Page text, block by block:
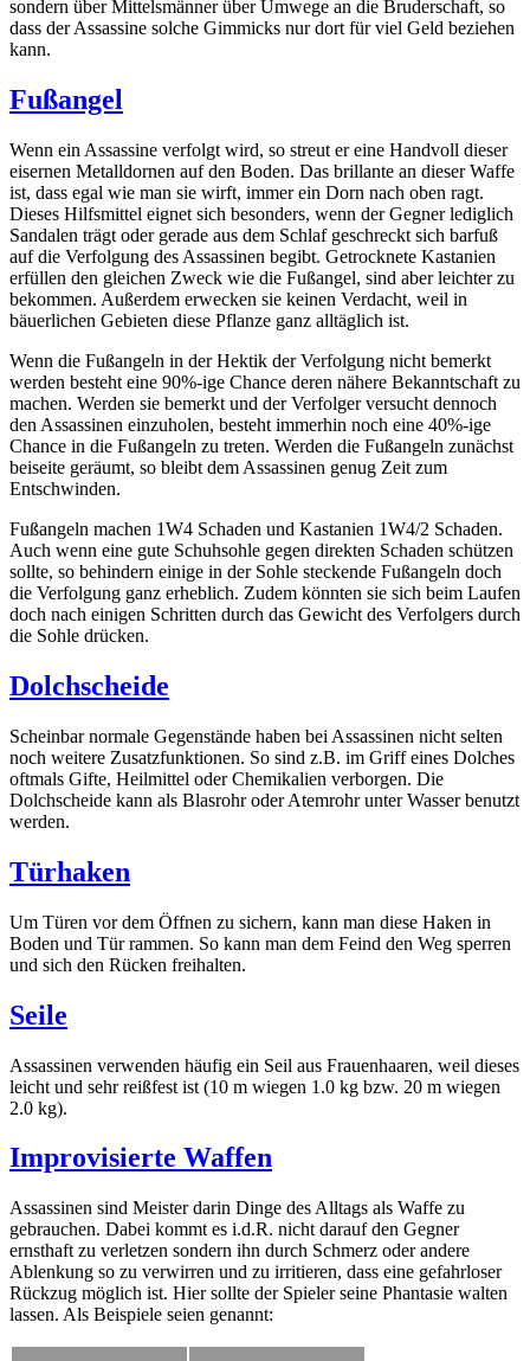
sondern über Mittelsmänner über Umwege an die Bruderschaft, so
dass der Assassine solche Gimmicks nur dort für viel Geld beziehen
kann.
Fußangel
Wenn ein Assassine verfolgt wird, so streut er eine Handvoll dieser
eisernen Metalldornen auf den Boden. Das brillante an dieser Waffe
ist, dass egal wie man sie wirft, immer ein Dorn nach oben ragt.
Dieses Hilfsmittel eignet sich besonders, wenn der Gegner lediglich
Sandalen trägt oder gerade aus dem Schlaf geschreckt sich barfuß
auf die Verfolgung des Assassinen begibt. Getrocknete Kastanien
erfüllen den gleichen Zweck wie die Fußangel, sind aber leichter zu
bekommen. Außerdem erwecken sie keinen Verdacht, weil in
bäuerlichen Gebieten diese Pflanze ganz alltäglich ist.
Wenn die Fußangeln in der Hektik der Verfolgung nicht bemerkt
werden besteht eine 90%-ige Chance deren nähere Bekanntschaft zu
machen. Werden sie bemerkt und der Verfolger versucht dennoch
den Assassinen einzuholen, besteht immerhin noch eine 40%-ige
Chance in die Fußangeln zu treten. Werden die Fußangeln zunächst
beiseite geräumt, so bleibt dem Assassinen genug Zeit zum
Entschwinden.
Fußangeln machen 1W4 Schaden und Kastanien 1W4/2 Schaden.
Auch wenn eine gute Schuhsohle gegen direkten Schaden schützen
sollte, so behindern einige in der Sohle steckende Fußangeln doch
die Verfolgung ganz erheblich. Zudem könnten sie sich beim Laufen
doch nach einigen Schritten durch das Gewicht des Verfolgers durch
die Sohle drücken.
Dolchscheide
Scheinbar normale Gegenstände haben bei Assassinen nicht selten
noch weitere Zusatzfunktionen. So sind z.B. im Griff eines Dolches
oftmals Gifte, Heilmittel oder Chemikalien verborgen. Die
Dolchscheide kann als Blasrohr oder Atemrohr unter Wasser benutzt
werden.
Türhaken
Um Türen vor dem Öffnen zu sichern, kann man diese Haken in
Boden und Tür rammen. So kann man dem Feind den Weg sperren
und sich den Rücken freihalten.
Seile
Assassinen verwenden häufig ein Seil aus Frauenhaaren, weil dieses
leicht und sehr reißfest ist (10 m wiegen 1.0 kg bzw. 20 m wiegen
2.0 kg).
Improvisierte Waffen
Assassinen sind Meister darin Dinge des Alltags als Waffe zu
gebrauchen. Dabei kommt es i.d.R. nicht darauf den Gegner
ernsthaft zu verletzen sondern ihn durch Schmerz oder andere
Ablenkung so zu verwirren und zu irritieren, dass eine gefahrloser
Rückzug möglich ist. Hier sollte der Spieler seine Phantasie walten
lassen. Als Beispiele seien genannt: